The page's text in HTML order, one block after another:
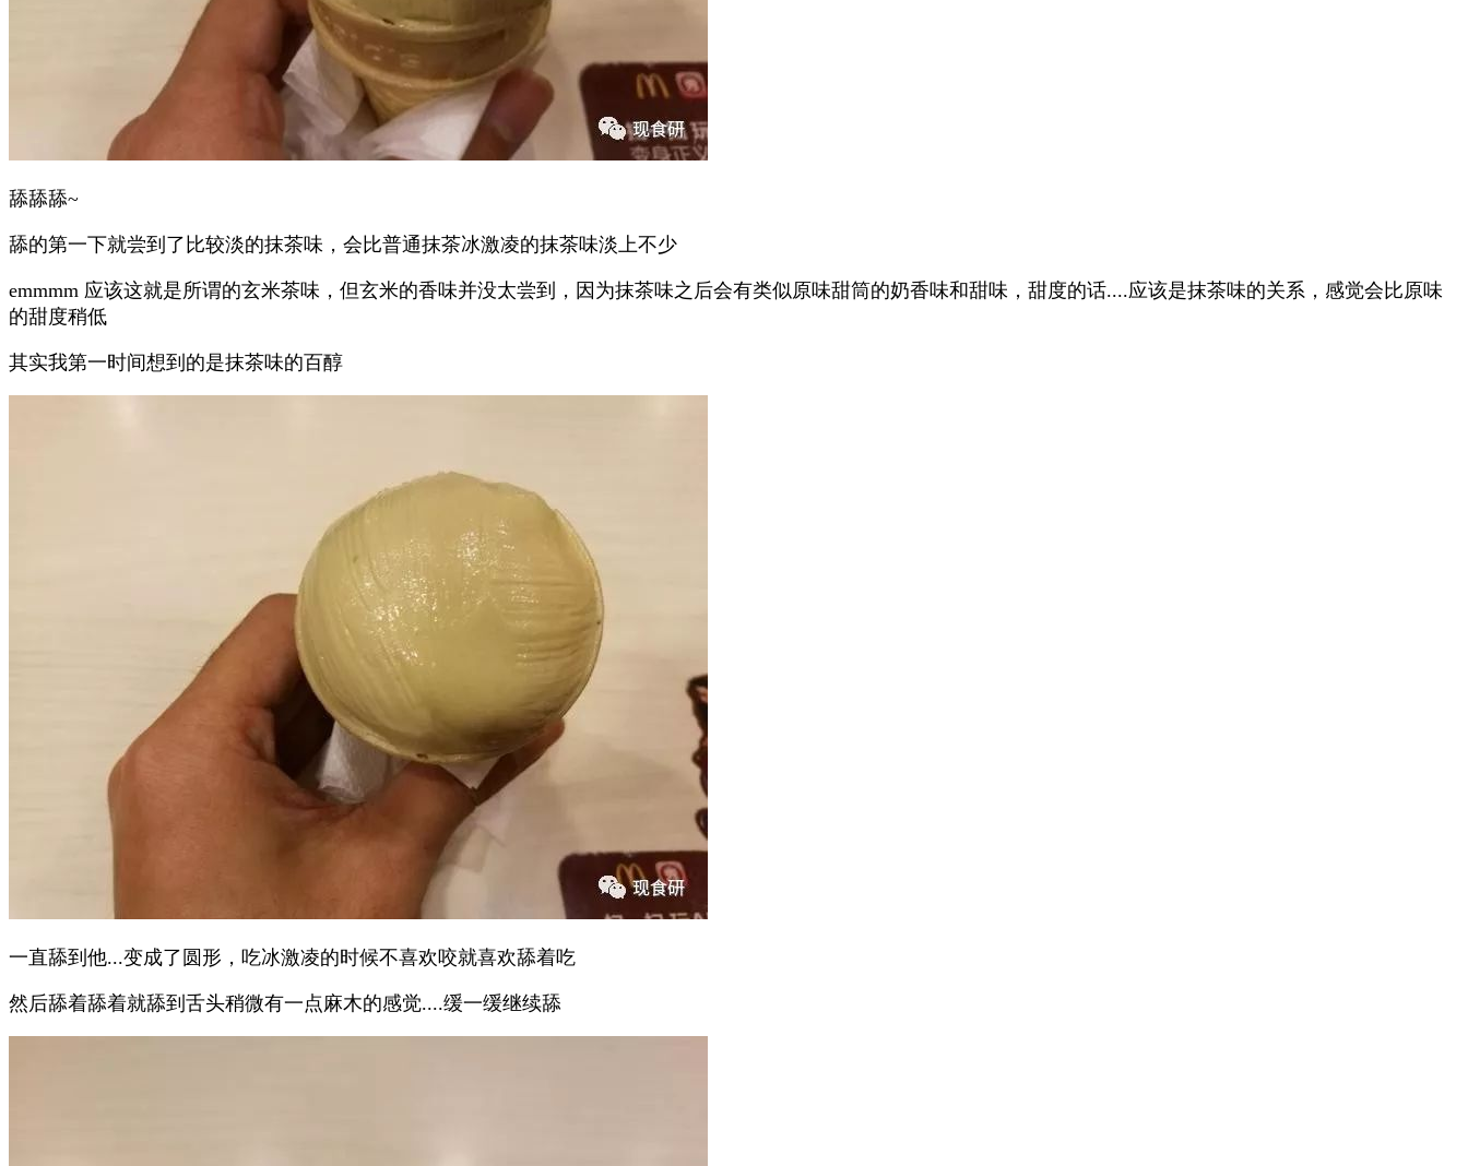
舔舔舔~
舔的第一下就尝到了比较淡的抹茶味，会比普通抹茶冰激凌的抹茶味淡上不少
emmmm 应该这就是所谓的玄米茶味，但玄米的香味并没太尝到，因为抹茶味之后会有类似原味甜筒的奶香味和甜味，甜度的话....应该是抹茶味的关系，感觉会比原味
的甜度稍低
其实我第一时间想到的是抹茶味的百醇
一直舔到他...变成了圆形，吃冰激凌的时候不喜欢咬就喜欢舔着吃
然后舔着舔着就舔到舌头稍微有一点麻木的感觉....缓一缓继续舔